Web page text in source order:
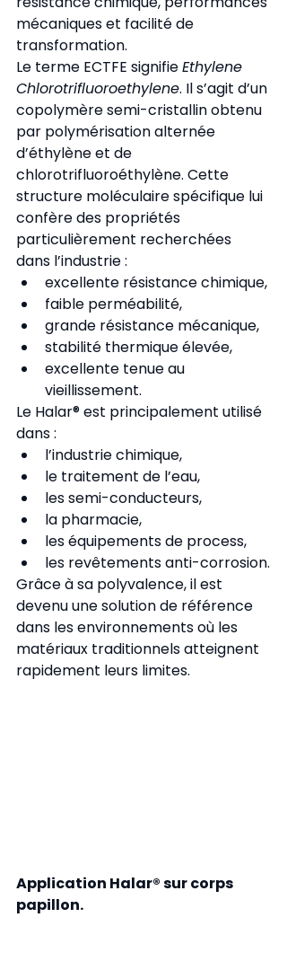
mécaniques et facilité de
transformation.
Le terme ECTFE signifie Ethylene
Chlorotrifluoroethylene. Il s’agit d’un
copolymère semi-cristallin obtenu
par polymérisation alternée
d’éthylène et de
chlorotrifluoroéthylène. Cette
structure moléculaire spécifique lui
confère des propriétés
particulièrement recherchées
dans l’industrie :
excellente résistance chimique,
faible perméabilité,
grande résistance mécanique,
stabilité thermique élevée,
excellente tenue au
vieillissement.
Le Halar® est principalement utilisé
dans :
l’industrie chimique,
le traitement de l’eau,
les semi-conducteurs,
la pharmacie,
les équipements de process,
les revêtements anti-corrosion.
Grâce à sa polyvalence, il est
devenu une solution de référence
dans les environnements où les
matériaux traditionnels atteignent
rapidement leurs limites.
Application Halar® sur corps
papillon.